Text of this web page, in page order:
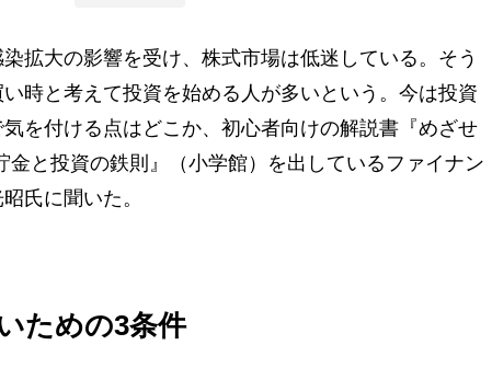
拡大の影響を受け、株式市場は低迷している。そう
時と考えて投資を始める人が多いという。今は投資
を付ける点はどこか、初心者向けの解説書『めざせ
と投資の鉄則』（小学館）を出しているファイナン
氏に聞いた。
ための3条件